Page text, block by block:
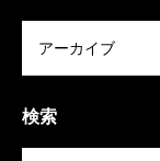
検索